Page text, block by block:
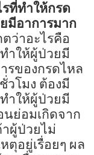
รที่ทำให้กรด
มีอาการมาก
ตว่าอะไรคือ
ำให้ผู้ป่วยมี
รของกรดไหล
วโมง ต้องมี
ำให้ผู้ป่วยมี
นย่อมเกิดจาก
าผู้ป่วยไม่
หตุอยู่เรื่อยๆ ผล